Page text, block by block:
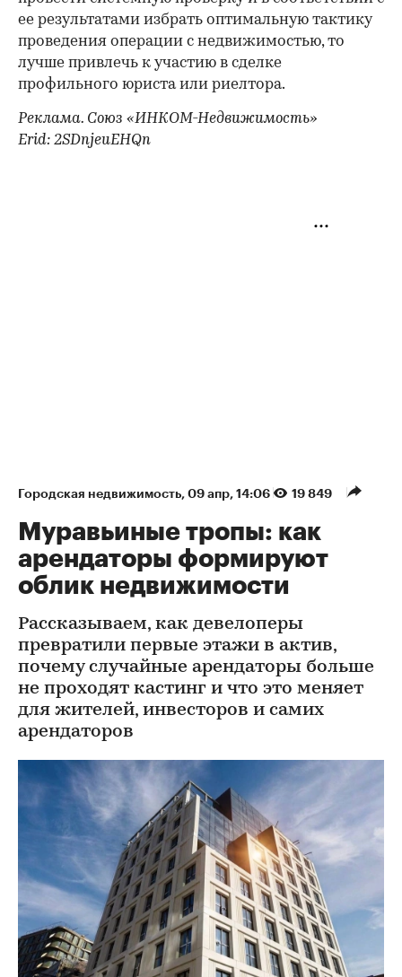
ее результатами избрать оптимальную тактику
проведения операции с недвижимостью, то
лучше привлечь к участию в сделке
профильного юриста или риелтора.
Реклама. Союз «ИНКОМ-Недвижимость»
Erid: 2SDnjeuEHQn
Городская недвижимость 09 апр, 14:06 19 849
Муравьиные тропы: как
арендаторы формируют
облик недвижимости
Рассказываем, как девелоперы
превратили первые этажи в актив,
почему случайные арендаторы больше
не проходят кастинг и что это меняет
для жителей, инвесторов и самих
арендаторов